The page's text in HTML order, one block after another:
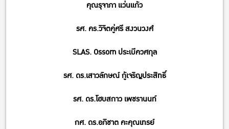
คุณรุจาภา แว่นแก้ว
รศ. คร.วิจิตคู่ศรี สงวนวงศ์
SLAS. Ossorn ประเบีควศกุล
รศ. ดร.เสาวลักษณ์ กู้เจริญประสิทธิ์
รศ. ดร.โฮบสกาว เพชรานนท์
กศ. ดร.อภิชาต คะคุณเทรย์